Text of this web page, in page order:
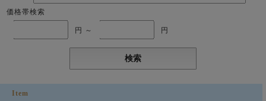
価格帯検索
円 ～ 円
Item